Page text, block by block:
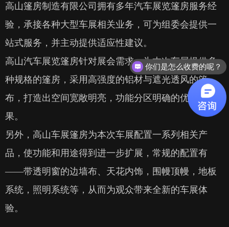
高山篷房制造有限公司拥有多年汽车展览篷房服务经
验，承接各种大型车展相关业务，可为组委会提供一
站式服务，并主动提供适应性建议。
高山汽车展览篷房针对展会需求，为本次车展提供多
种规格的篷房，采用高强度的铝材与遮光透风的篷
布，打造出空间宽敞明亮，功能分区明确的优质效
果。
另外，高山车展篷房为本次车展配置一系列相关产
品，使功能和用途得到进一步扩展，常规的配置有
——带透明窗的边墙布、天花内饰，围幔顶幔，地板
系统，照明系统等，从而为观众带来全新的车展体
验。
你们是怎么收费的呢？